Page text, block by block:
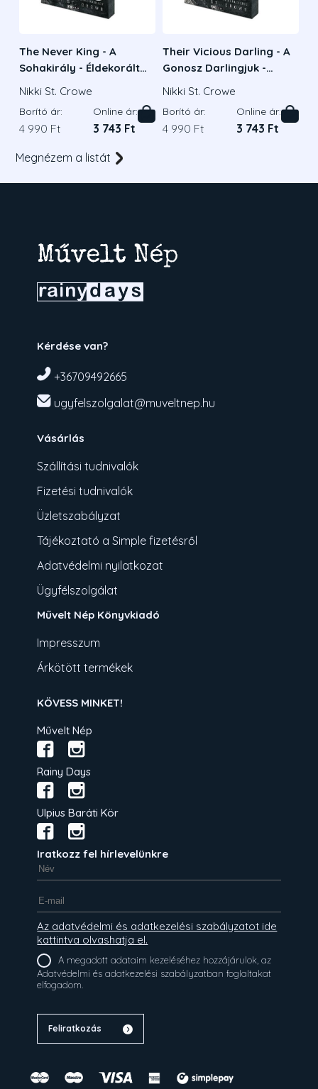
The Never King - A
Sohakirály - Éldekorált
kiadás
Nikki St. Crowe
Borító ár:
4 990 Ft
Online ár:
3 743 Ft
Their Vicious Darling - A
Gonosz Darlingjuk -
Éldekorált
Nikki St. Crowe
Borító ár:
4 990 Ft
Online ár:
3 743 Ft
Megnézem a listát
Kérdése van?
+36709492665
ugyfelszolgalat@muveltnep.hu
Vásárlás
Szállítási tudnivalók
Fizetési tudnivalók
Üzletszabályzat
Tájékoztató a Simple fizetésről
Adatvédelmi nyilatkozat
Ügyfélszolgálat
Művelt Nép Könyvkiadó
Impresszum
Árkötött termékek
KÖVESS MINKET!
Művelt Nép
Rainy Days
Ulpius Baráti Kör
Iratkozz fel hírlevelünkre
Az adatvédelmi és adatkezelési szabályzatot ide
kattintva olvashatja el.
A megadott adataim kezeléséhez hozzájárulok, az
Adatvédelmi és adatkezelési szabályzatban foglaltakat
elfogadom.
Feliratkozás